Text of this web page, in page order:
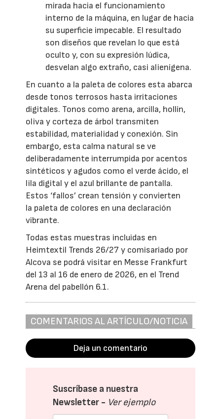
mirada hacia el funcionamiento
interno de la máquina, en lugar de hacia
su superficie impecable. El resultado
son diseños que revelan lo que está
oculto y, con su expresión lúdica,
desvelan algo extraño, casi alienígena.
En cuanto a la paleta de colores esta abarca
desde tonos terrosos hasta irritaciones
digitales. Tonos como arena, arcilla, hollín,
oliva y corteza de árbol transmiten
estabilidad, materialidad y conexión. Sin
embargo, esta calma natural se ve
deliberadamente interrumpida por acentos
sintéticos y agudos como el verde ácido, el
lila digital y el azul brillante de pantalla.
Estos ‘fallos’ crean tensión y convierten
la paleta de colores en una declaración
vibrante.
Todas estas muestras incluidas en
Heimtextil Trends 26/27 y comisariado por
Alcova se podrá visitar en Messe Frankfurt
del 13 al 16 de enero de 2026, en el Trend
Arena del pabellón 6.1.
COMENTARIOS AL ARTÍCULO/NOTICIA
Deja un comentario
Suscríbase a nuestra
Newsletter - Ver ejemplo